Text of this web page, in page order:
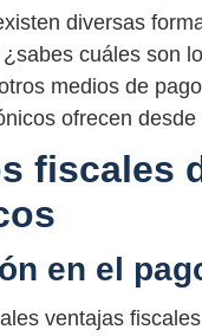
diversas
cuáles son
medios de
ofrecen
fiscales
en el
ventajas